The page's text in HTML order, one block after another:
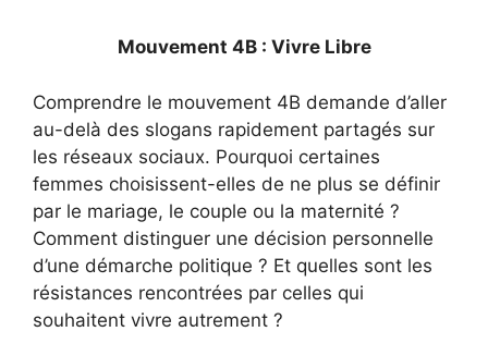
Mouvement 4B : Vivre Libre
Comprendre le mouvement 4B demande d’aller
au-delà des slogans rapidement partagés sur
les réseaux sociaux. Pourquoi certaines
femmes choisissent-elles de ne plus se définir
par le mariage, le couple ou la maternité ?
Comment distinguer une décision personnelle
d’une démarche politique ? Et quelles sont les
résistances rencontrées par celles qui
souhaitent vivre autrement ?